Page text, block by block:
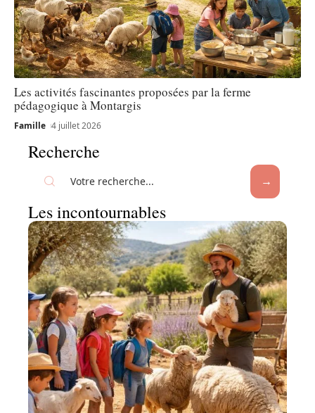
Les activités fascinantes proposées par la ferme
pédagogique à Montargis
Famille 4 juillet 2026
Recherche
Les incontournables